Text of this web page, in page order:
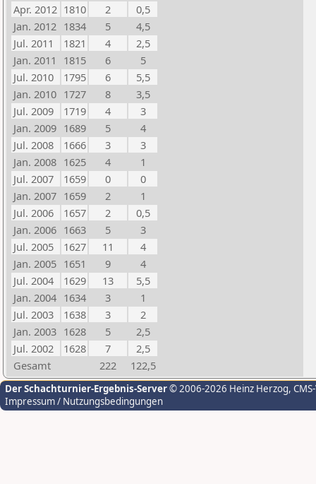
Apr. 2012 1810 2
0,5
Jan. 2012 1834 5
4,5
Jul. 2011
1821 4
2,5
Jan. 2011
1815 6
5
Jul. 2010
1795 6
5,5
Jan. 2010 1727 8
3,5
Jul. 2009
1719 4
3
Jan. 2009 1689 5
4
Jul. 2008
1666 3
3
Jan. 2008 1625 4
1
Jul. 2007
1659 0
0
Jan. 2007 1659 2
1
Jul. 2006
1657 2
0,5
Jan. 2006 1663 5
3
Jul. 2005
1627 11
4
Jan. 2005 1651 9
4
Jul. 2004
1629 13
5,5
Jan. 2004 1634 3
1
Jul. 2003
1638 3
2
Jan. 2003 1628 5
2,5
Jul. 2002
1628 7
2,5
Gesamt
222 122,5
Der Schachturnier-Ergebnis-Server© 2006-2026 Heinz Herzog,
Impressum / Nutzungsbedingungen